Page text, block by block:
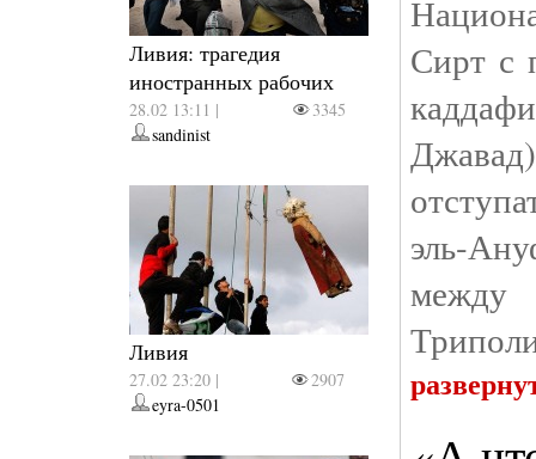
Ливия: трагедия
иностранных рабочих
28.02 13:11 |
3345
sandinist
Ливия
27.02 23:20 |
2907
eyra-0501
Сирт с
эль-